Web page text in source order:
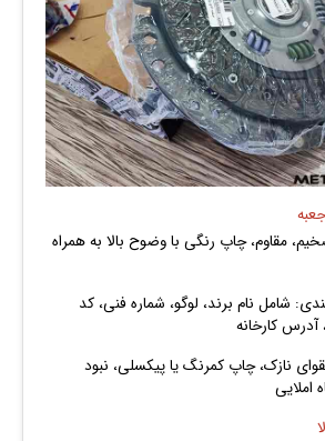
مقاوم، چاپ رنگی با وضوح بالا به همراه
شامل نام برند، لوگو، شماره فنی، کد
آدرس کارخانه
نازک، چاپ کمرنگ یا پیکسلی، نبود
املایی